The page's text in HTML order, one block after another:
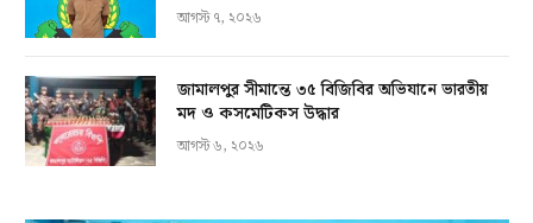
আগস্ট ৭, ২০২৬
জামালপুর সীমান্তে ৩৫ বিজিবির অভিযানে ভারতীয়
মদ ও কসমেটিকস উদ্ধার
আগস্ট ৬, ২০২৬